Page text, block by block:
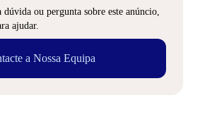
dúvida ou pergunta sobre este anúncio,
ajudar.
a Nossa Equipa